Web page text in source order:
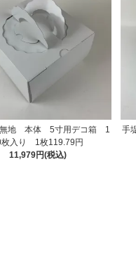
地 本体 5寸用デコ箱 1
枚入り 1枚119.79円
11,979円(税込)
手